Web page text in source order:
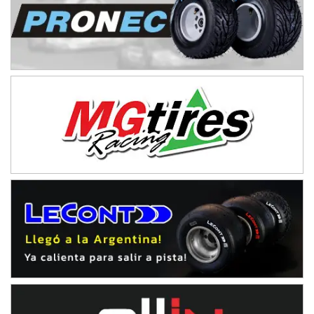
ENTRERRIANO - F6 (POSTERGADA)
Parque de la Velocidad (Asfalto)
Villaguay (Entre Ríos)
VICTORIENSE - F7
Victoria (Entre Ríos)
PATAGONICO - F6
Moto Club Reginense (Tierra)
Gral. E. Godoy (Río Negro)
CSK - F7
Humboldt (Santa Fe)
NORESTE SANTAFESINO - F6
Ciudad de Avellaneda (Asfalto)
Avellaneda (Santa Fe)
SUR SANTAFESINO - F4